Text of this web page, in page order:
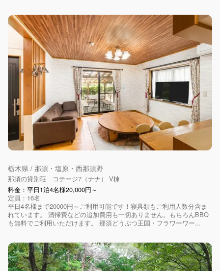
栃木県 / 那須・塩原・西那須野
那須の貸別荘 コテージ7（ナナ） V棟
料金：平日1泊4名様20,000円～
定員：16名
平日4名様まで20000円～ご利用可能です！寝具類もご利用人数分含ま
れています。 清掃費などの追加費用も一切ありません。もちろんBBQ
も無料でご利用いただけます。 那須どうぶつ王国・フラワーワー...